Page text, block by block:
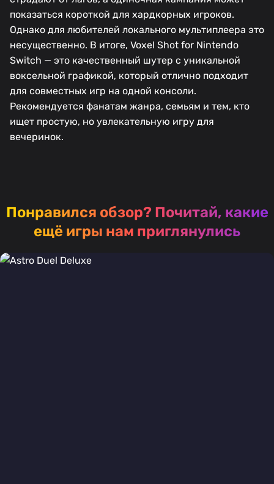
показаться короткой для хардкорных игроков.
Однако для любителей локального мультиплеера это
несущественно. В итоге, Voxel Shot for Nintendo
Switch — это качественный шутер с уникальной
воксельной графикой, который отлично подходит
для совместных игр на одной консоли.
Рекомендуется фанатам жанра, семьям и тем, кто
ищет простую, но увлекательную игру для
вечеринок.
Понравился обзор? Почитай, какие
ещё игры нам приглянулись